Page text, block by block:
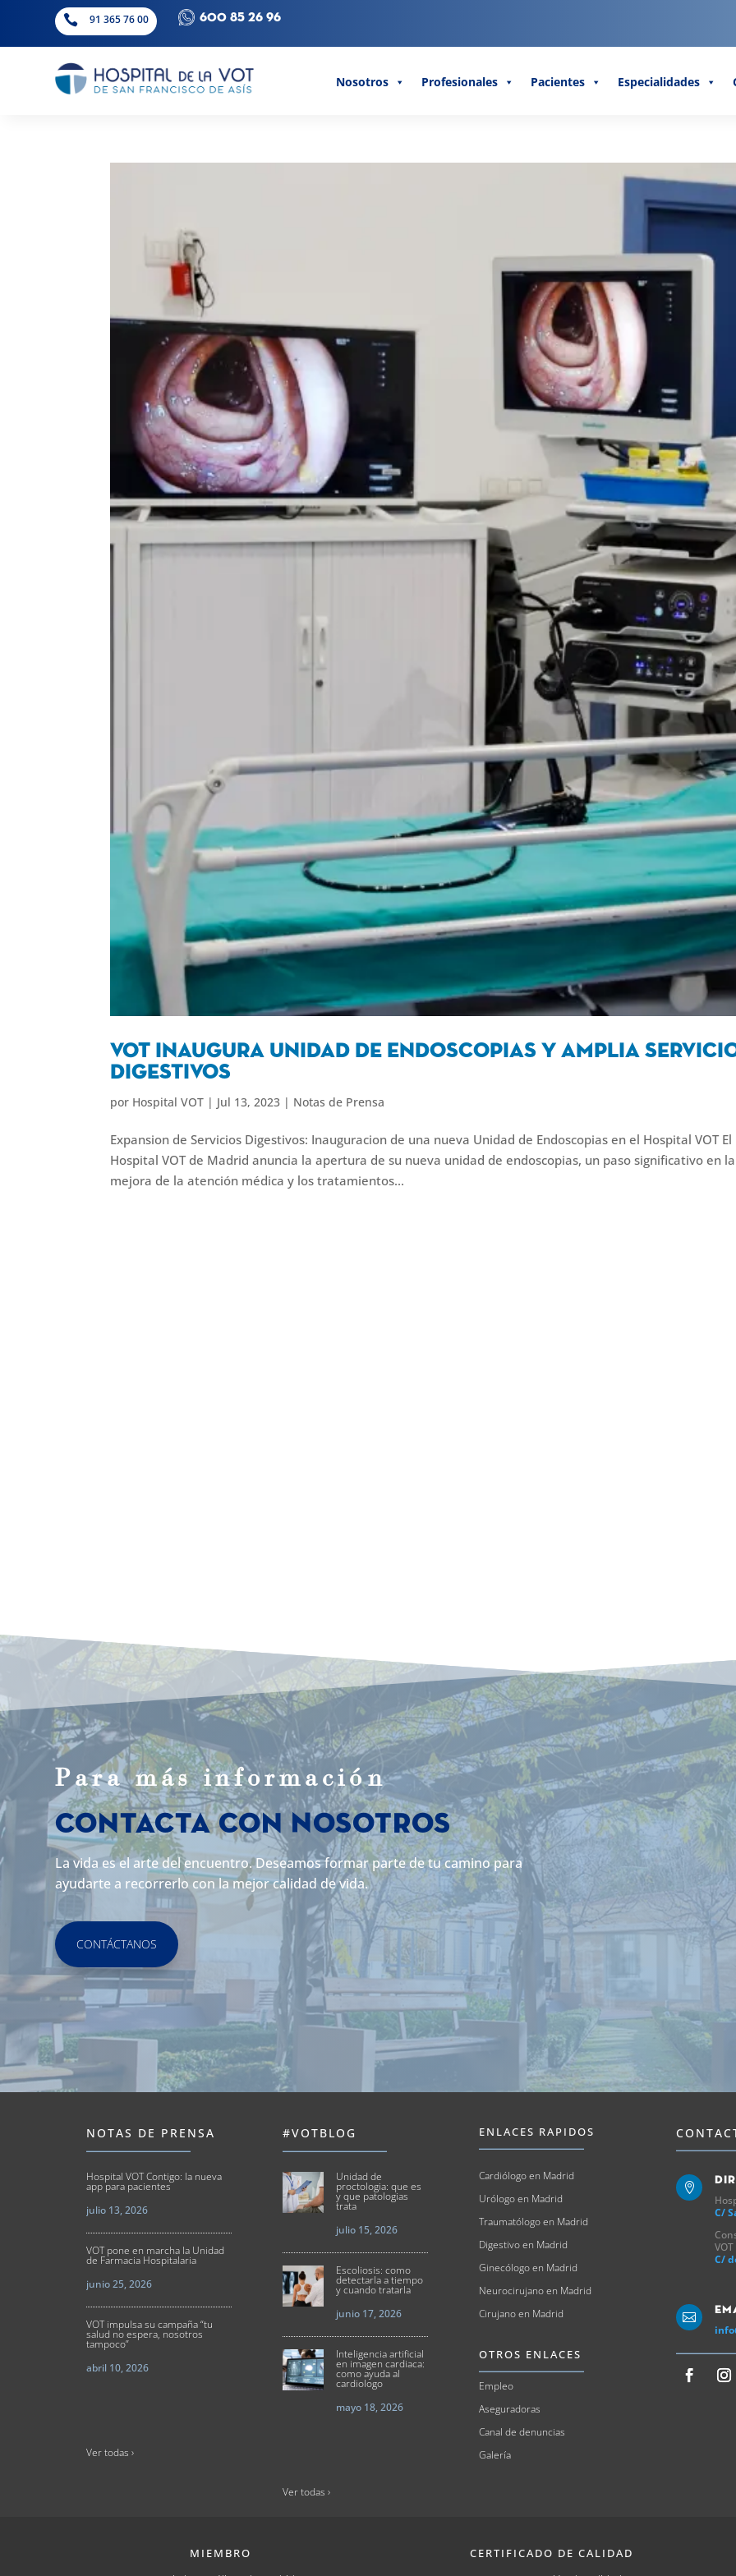
 91 365 76 00 600 85 26 96
Nosotros Profesionales Pacientes Especialidades
VOT inaugura Unidad de Endoscopias y amplia
digestivos
por Hospital VOT | Jul 13, 2023 | Notas de Prensa
Expansion de Servicios Digestivos: Inauguracion de una nueva Unidad de Endoscopias en el Hospital VOT El
Hospital VOT de Madrid anuncia la apertura de su nueva unidad de endoscopias, un paso significativo en la
mejora de la atención médica y los tratamientos...
Para más información
Contacta con Nosotros
La vida es el arte del encuentro. Deseamos formar parte de tu camino para
ayudarte a recorrerlo con la mejor calidad de vida.
CONTÁCTANOS
NOTAS DE PRENSA
Hospital VOT Contigo: la nueva
app para pacientes
julio 13, 2026
VOT pone en marcha la Unidad
de Farmacia Hospitalaria
junio 25, 2026
VOT impulsa su campaña “tu
salud no espera, nosotros
tampoco”
abril 10, 2026
Ver todas ›
#VOTBLOG
Unidad de
proctologia: que es
y que patologias
trata
julio 15, 2026
Escoliosis: como
detectarla a tiempo
y cuando tratarla
junio 17, 2026
Inteligencia artificial
en imagen cardiaca:
como ayuda al
cardiologo
mayo 18, 2026
Ver todas ›
ENLACES RAPIDOS
Cardiólogo en Madrid
Urólogo en Madrid
Traumatólogo en Madrid
Digestivo en Madrid
Ginecólogo en Madrid
Neurocirujano en Madrid
Cirujano en Madrid
OTROS ENLACES
Empleo
Aseguradoras
Canal de denuncias
Galería

C/
VOT
C/

MIEMBRO
CERTIFICADO DE CALIDAD